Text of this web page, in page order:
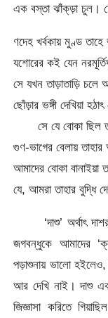
এক বস্তা ঝাঁক্‌ড়া চুল।
ণদেহ খর্বকায় মুণ্ড তাহে
যশোরের কই যেন
সে যখন তাড়াতাড়ি চলে
ছোঁড়ার ভঙ্গী দেখিয়া
সে যে বোকা ছিল
গুণ-ভাগের বেলায়
আমাদের বোকা বানাইয়া
যে, আমরা তাহার বুদ্ধি
‘দাশু’ অর্থাৎ
জগবন্ধুকে আমাদের
পড়াশুনায় ভালো
আর দেখি নাই। দাশু
জিজ্ঞাসা করিতে